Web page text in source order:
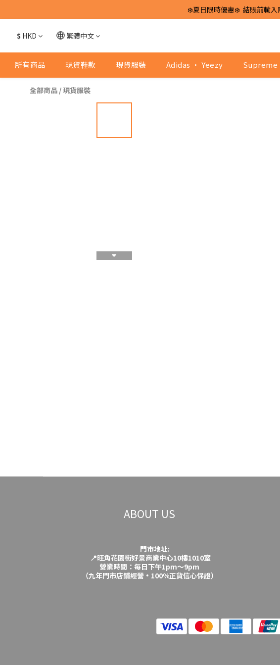
❄️夏日限時優惠❄️  結賬前輸入
$ HKD 繁體中文
所有商品 現貨鞋款 現貨服裝 Adidas · Yeezy Supreme
全部商品 /現貨服裝
ABOUT US
門市地址:
📍旺角花園街好景商業中心10樓1010室
營業時間：每日下午1pm～9pm
（九年門市店鋪經營·100%正貨信心保證）